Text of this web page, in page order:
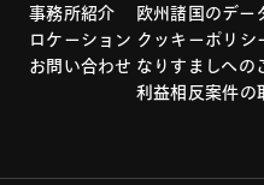
事務所紹介
ロケーション
お問い合わせ
欧州諸国のデー
クッキーポリシ
なりすましへの
利益相反案件の